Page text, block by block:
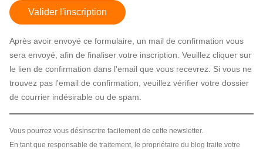
Valider l'inscription
Après avoir envoyé ce formulaire, un mail de confirmation vous
sera envoyé, afin de finaliser votre inscription. Veuillez cliquer sur
le lien de confirmation dans l'email que vous recevrez. Si vous ne
trouvez pas l'email de confirmation, veuillez vérifier votre dossier
de courrier indésirable ou de spam.
Vous pourrez vous désinscrire facilement de cette newsletter.
En tant que responsable de traitement, le propriétaire du blog traite votre